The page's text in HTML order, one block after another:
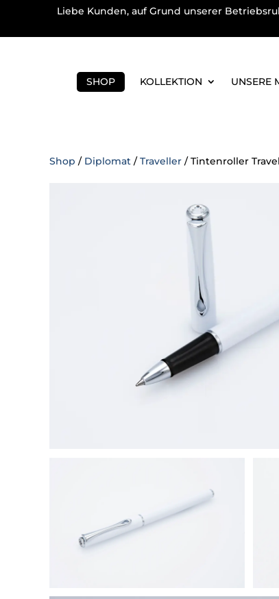
Liebe Kunden, auf Grund unserer
SHOP KOLLEKTION UNSERE
Shop / Diplomat /Traveller / Tintenroller